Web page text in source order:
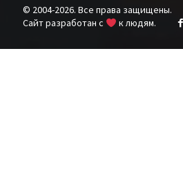
© 2004-2026. Все права защищены.
Cайт разработан с
к людям.